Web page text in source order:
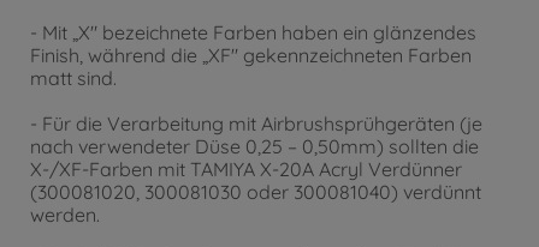
- Mit „X" bezeichnete Farben haben ein glänzendes
Finish, während die „XF" gekennzeichneten Farben
matt sind.
- Für die Verarbeitung mit Airbrushsprühgeräten (je
nach verwendeter Düse 0,25 – 0,50mm) sollten die
X-/XF-Farben mit TAMIYA X-20A Acryl Verdünner
(300081020, 300081030 oder 300081040) verdünnt
werden.